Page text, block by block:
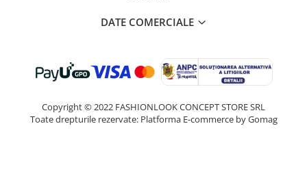
DATE COMERCIALE
Copyright © 2022 FASHIONLOOK CONCEPT STORE SRL
Toate drepturile rezervate: Platforma E-commerce by Gomag